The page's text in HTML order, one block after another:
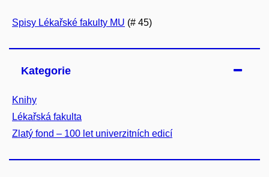
Spisy Lékařské fakulty MU (# 45)
Kategorie
Knihy
Lékařská fakulta
Zlatý fond – 100 let univerzitních edicí